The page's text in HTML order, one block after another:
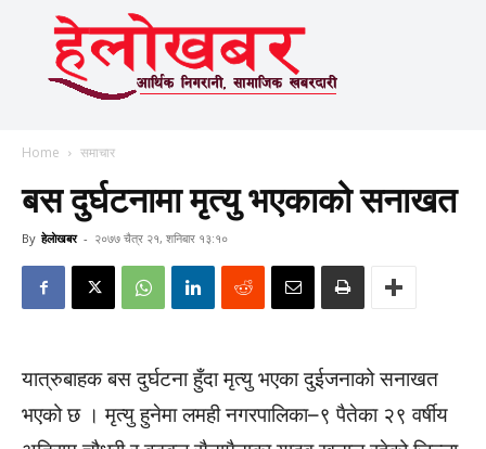
Home समाचार
बस दुर्घटनामा मृत्यु भएकाको सनाखत
By हेलाेखबर - २०७७ चैत्र २१, शनिबार १३:१०
यात्रुबाहक बस दुर्घटना हुँदा मृत्यु भएका दुईजनाको सनाखत
भएको छ । मृत्यु हुनेमा लमही नगरपालिका–९ पैतेका २९ वर्षीय